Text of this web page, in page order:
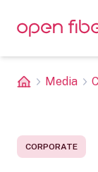
Media
CORPORATE